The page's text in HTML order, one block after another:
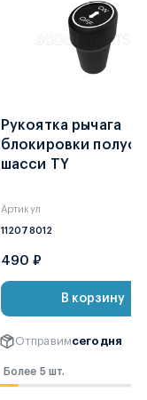
Рукоятка рычага
блокировки
шасси ТY
Артикул
112078012
490 ₽
В корзину
Отправимсегодня
Более 5 шт.